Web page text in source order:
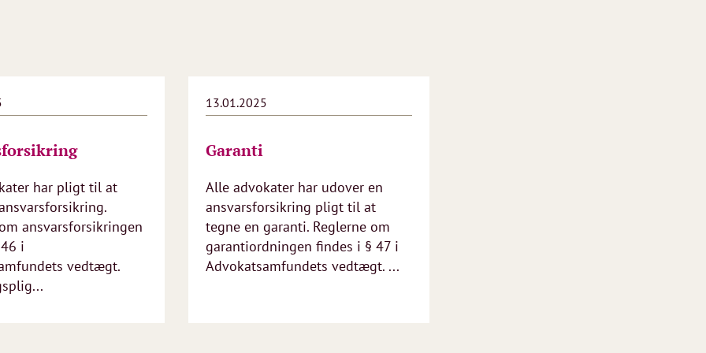
har pligt til at
ansvarsforsikringen
i
vedtægt.
13.01.2025
Garanti
Alle advokater har udover en
ansvarsforsikring pligt til at
tegne en garanti. Reglerne om
garantiordningen findes i § 47 i
Advokatsamfundets vedtægt. ...